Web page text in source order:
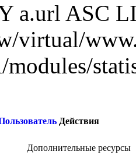
a.url ASC
virtual/
Действия
Дополнительные ресурсы